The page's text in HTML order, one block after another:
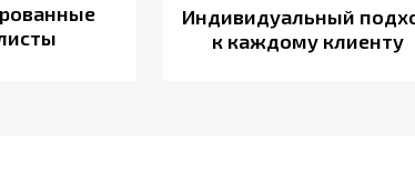
Индивидуальный
к каждому клиенту